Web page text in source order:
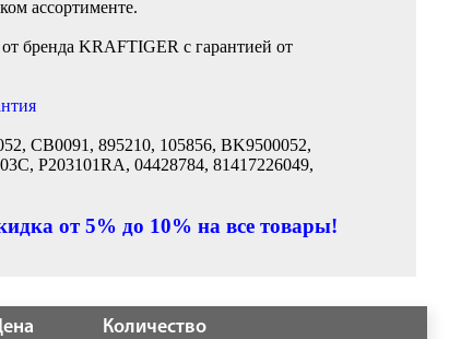
ассортименте.
бренда KRAFTIGER с гарантией от
CB0091, 895210, 105856, BK9500052,
P203101RA, 04428784, 81417226049,
от 5% до 10% на все товары!
Количество